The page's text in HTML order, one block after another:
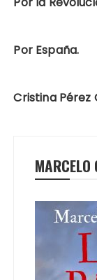
Por España.
Cristina Pérez
MARCELO